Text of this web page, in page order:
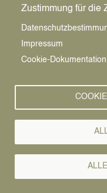
Spielgeräte
Betonröhre
Schaukelkombination
Spielturm mit
Zustimmung für die
Impressum
Cookie-Dokumentation